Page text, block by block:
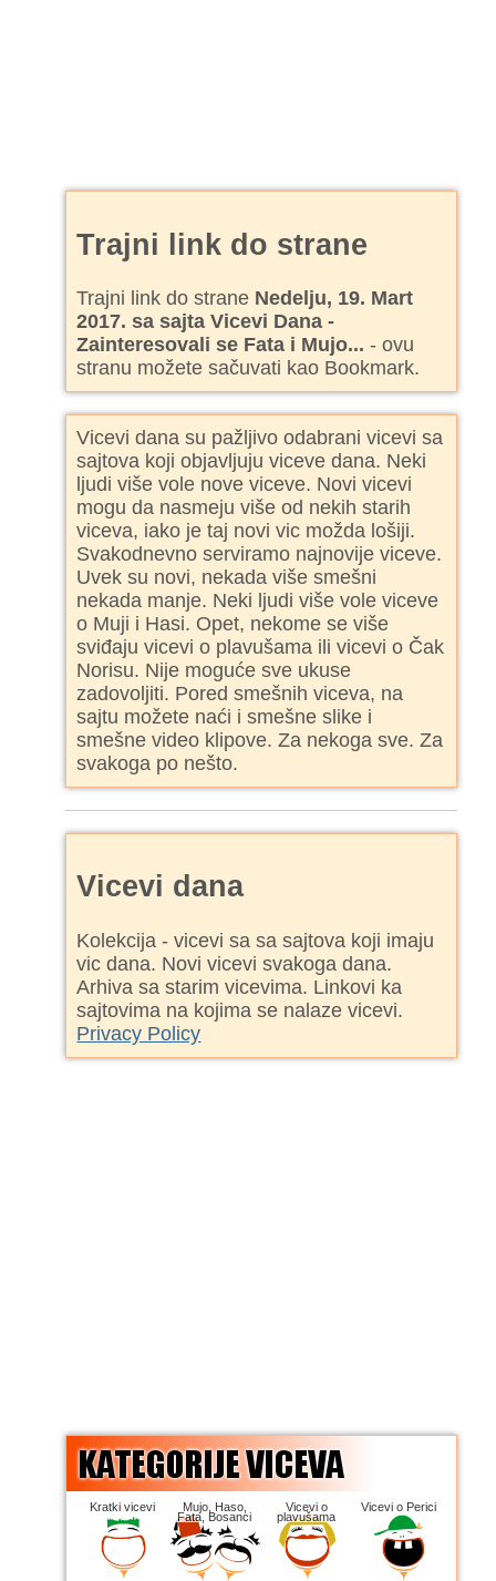
Trajni link do strane
Trajni link do strane Nedelju, 19. Mart
2017. sa sajta Vicevi Dana -
Zainteresovali se Fata i Mujo... - ovu
stranu možete sačuvati kao Bookmark.
Vicevi dana su pažljivo odabrani vicevi sa
sajtova koji objavljuju viceve dana. Neki
ljudi više vole nove viceve. Novi vicevi
mogu da nasmeju više od nekih starih
viceva, iako je taj novi vic možda lošiji.
Svakodnevno serviramo najnovije viceve.
Uvek su novi, nekada više smešni
nekada manje. Neki ljudi više vole viceve
o Muji i Hasi. Opet, nekome se više
sviđaju vicevi o plavušama ili vicevi o Čak
Norisu. Nije moguće sve ukuse
zadovoljiti. Pored smešnih viceva, na
sajtu možete naći i smešne slike i
smešne video klipove. Za nekoga sve. Za
svakoga po nešto.
Vicevi dana
Kolekcija - vicevi sa sa sajtova koji imaju
vic dana. Novi vicevi svakoga dana.
Arhiva sa starim vicevima. Linkovi ka
sajtovima na kojima se nalaze vicevi.
Privacy Policy
Kratki vicevi Mujo, Haso,
Fata, Bosanci
Vicevi o
plavušama
Vicevi o Perici